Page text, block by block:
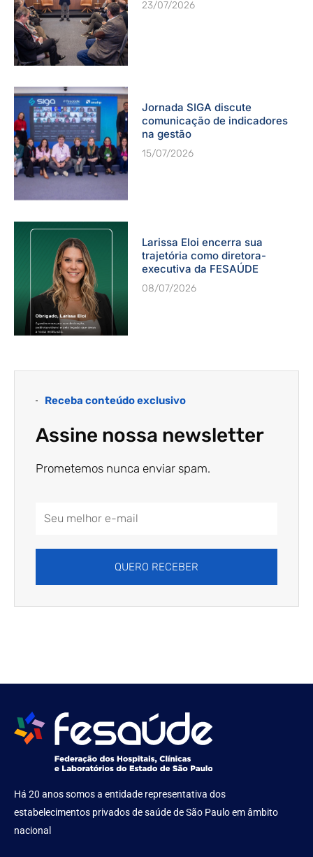
23/07/2026
Jornada SIGA discute
comunicação de indicadores
na gestão
15/07/2026
Larissa Eloi encerra sua
trajetória como diretora-
executiva da FESAÚDE
08/07/2026
Receba conteúdo exclusivo
Assine nossa newsletter
Prometemos nunca enviar spam.
QUERO RECEBER
Há 20 anos somos a entidade representativa dos
estabelecimentos privados de saúde de São Paulo em âmbito
nacional